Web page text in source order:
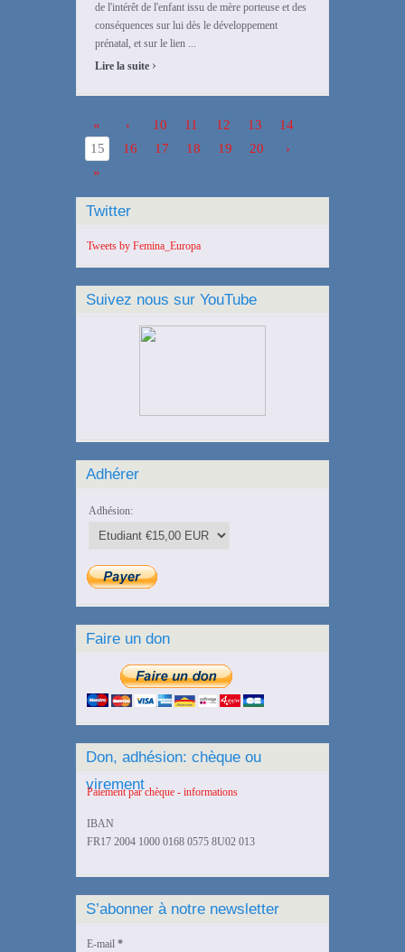
de l'intérêt de l'enfant issu de mère porteuse et des
conséquences sur lui dès le développement
prénatal, et sur le lien ...
Lire la suite ›
« ‹ 10 11 12 13
14
15
16 17 18 19 20
›
»
Twitter
Tweets by Femina_Europa
Suivez nous sur YouTube
Adhérer
Adhésion:
Faire un don
Don, adhésion: chèque ou
virement
Paiement par chèque - informations
IBAN
FR17 2004 1000 0168 0575 8U02 013
S’abonner à notre newsletter
E-mail *